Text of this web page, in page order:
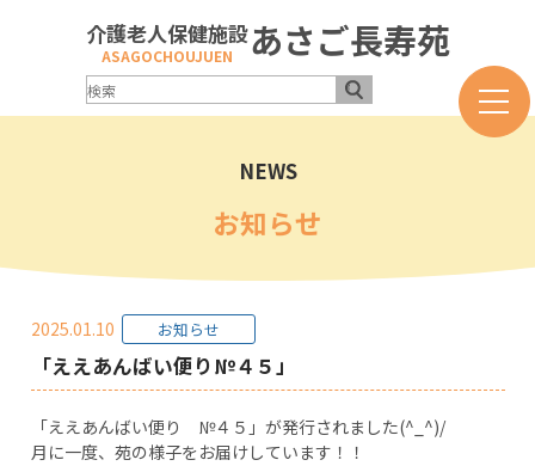
介護老人保健施設
ASAGOCHOUJUEN あさご長寿苑
NEWS
お知らせ
2025.01.10 お知らせ
「ええあんばい便り№４５」
「ええあんばい便り №４５」が発行されました(^_^)/
月に一度、苑の様子をお届けしています！！